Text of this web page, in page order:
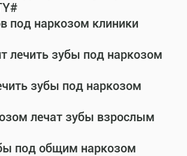
под наркозом клиники
лечить зубы под наркозом
зубы под наркозом
лечат зубы взрослым
под общим наркозом